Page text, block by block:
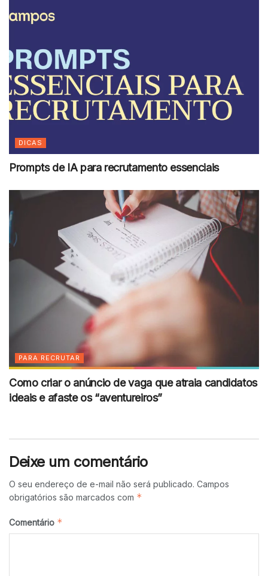
DICAS
Prompts de IA para recrutamento essenciais
PARA RECRUTAR
Como criar o anúncio de vaga que atraia candidatos
ideais e afaste os “aventureiros”
Deixe um comentário
O seu endereço de e-mail não será publicado. Campos
obrigatórios são marcados com *
Comentário *